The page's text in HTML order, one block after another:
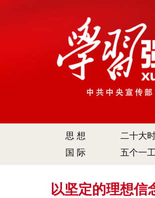
思 想
二十大
国 际
五个一
以坚定的理想